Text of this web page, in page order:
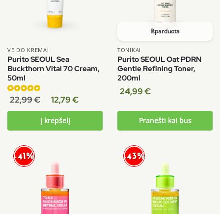
VEIDO KREMAI
Purito SEOUL Sea
Buckthorn Vital 70 Cream,
50ml
Įvertinimas:
22,99€ 12,79€
Į krepšelį
Išparduota
TONIKAI
Purito SEOUL Oat PDRN
Gentle Refining Toner,
200ml
24,99€
Pranešti kai bus
-41% -43%